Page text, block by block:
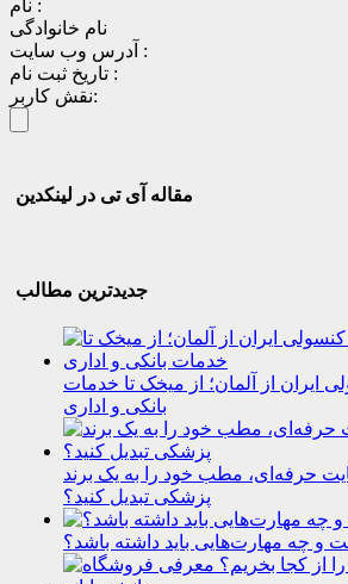
نام :
نام خانوادگی
آدرس وب سایت :
تاریخ ثبت نام :
نقش کاربر:
مقاله آی تی در لینکدین
جدیدترین مطالب
ایران از آلمان؛ از میخک تا خدمات
بانکی و اداری
حرفه‌ای، مطب خود را به یک برند
پزشکی تبدیل کنید؟
و چه مهارت‌هایی باید داشته باشد؟